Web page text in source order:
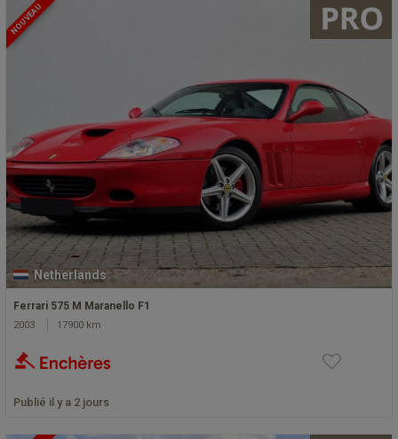
NOUVEAU
Netherlands
Ferrari 575 M Maranello F1
2003 17900 km
Publié il y a 2 jours